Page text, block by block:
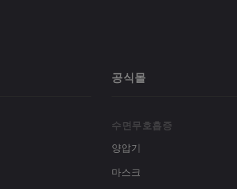
공식몰
수면무호흡증
양압기
마스크